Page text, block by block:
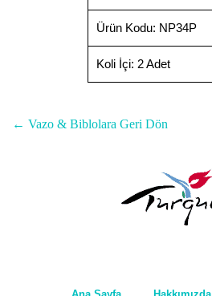
Ürün Kodu: NP34P
Koli İçi: 2 Adet
← Vazo & Biblolara Geri Dön